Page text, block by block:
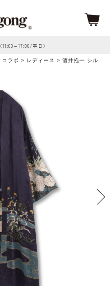
（11:00～17:00/平日）
コラボ > レディース
> 酒井抱一 シル